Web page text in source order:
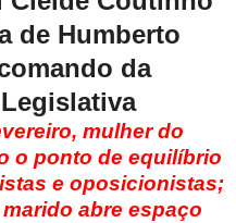
de Humberto
da
mulher do
o ponto de equilíbrio
e oposicionistas;
abre espaço